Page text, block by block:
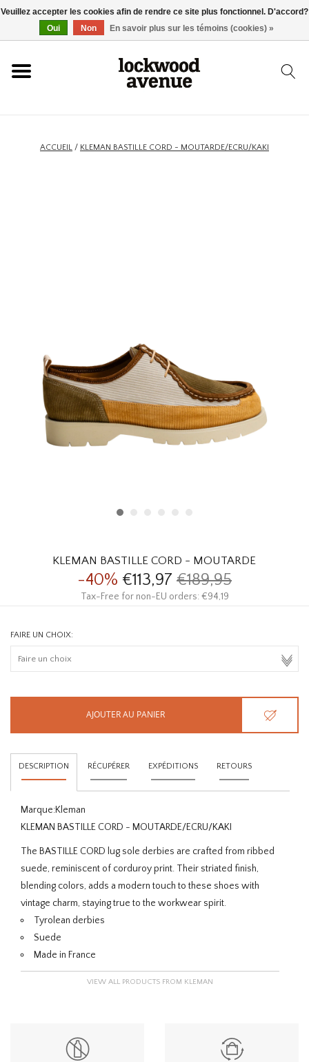
ACCUEIL
NOUVEAU
MARQUES
THE EDIT
ACCUEIL / KLEMAN BASTILLE CORD - MOUTARDE/ECRU/KAKI
KLEMAN BASTILLE CORD - MOUTARDE
-40% €113,97 €189,95
Tax-Free for non-EU orders: €94,19
FAIRE UN CHOIX:
AJOUTER AU PANIER
DESCRIPTION RÉCUPÉRER EXPÉDITIONS RETOURS
Marque:Kleman
KLEMAN BASTILLE CORD - MOUTARDE/ECRU/KAKI
The BASTILLE CORD lug sole derbies are crafted from ribbed
suede, reminiscent of corduroy print. Their striated finish,
blending colors, adds a modern touch to these shoes with
vintage charm, staying true to the workwear spirit.
Tyrolean derbies
Suede
Made in France
VIEW ALL PRODUCTS FROM KLEMAN
Veuillez accepter les cookies afin de rendre ce site plus fonctionnel. D'accord?
Oui
Non En savoir plus sur les témoins (cookies) »